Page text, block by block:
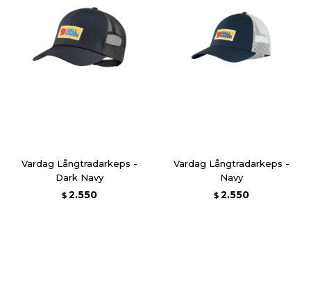
Vardag Långtradarkeps -
Dark Navy
$ 2.550
Vardag Långtradarkeps -
Navy
$ 2.550